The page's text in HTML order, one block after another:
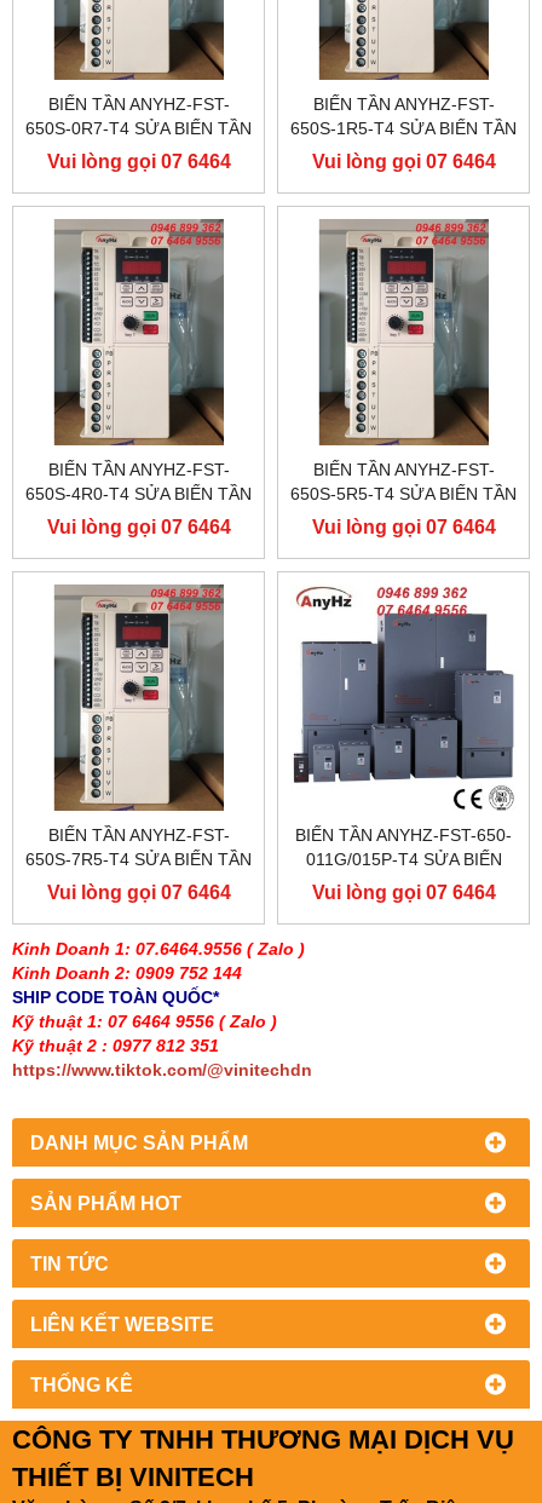
Kinh Doanh 1: 07.6464.9556 ( Zalo )
Kinh Doanh 2: 0909 752 144
SHIP CODE TOÀN QUỐC*
Kỹ thuật 1: 07 6464 9556 ( Zalo )
Kỹ thuật 2 : 0977 812 351
https://www.tiktok.com/@vinitechdn
DANH MỤC SẢN PHẨM
SẢN PHẨM HOT
TIN TỨC
LIÊN KẾT WEBSITE
THỐNG KÊ
BIẾN TẦN ANYHZ-FST-
650S-0R7-T4 SỬA BIẾN TẦN
ANYHZ
Vui lòng gọi 07 6464
9556
BIẾN TẦN ANYHZ-FST-
650S-1R5-T4 SỬA BIẾN TẦN
ANYHZ
Vui lòng gọi 07 6464
9556
BIẾN TẦN ANYHZ-FST-
650S-4R0-T4 SỬA BIẾN TẦN
ANYHZ
Vui lòng gọi 07 6464
9556
BIẾN TẦN ANYHZ-FST-
650S-5R5-T4 SỬA BIẾN TẦN
ANYHZ
Vui lòng gọi 07 6464
9556
BIẾN TẦN ANYHZ-FST-
650S-7R5-T4 SỬA BIẾN TẦN
ANYHZ
Vui lòng gọi 07 6464
9556
BIẾN TẦN ANYHZ-FST-650-
011G/015P-T4 SỬA BIẾN
TẦN ANYHZ
Vui lòng gọi 07 6464
9556
CÔNG TY TNHH THƯƠNG MẠI DỊCH VỤ
THIẾT BỊ VINITECH